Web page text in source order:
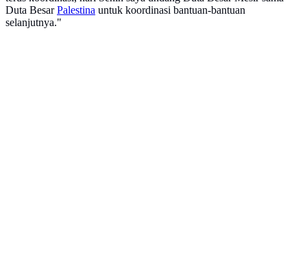
Duta BesarPalestina untuk koordinasi bantuan-bantuan
selanjutnya."